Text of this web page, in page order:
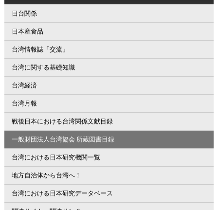
日台関係
日本産食品
台湾情報誌「交流」
台湾に関する基礎知識
台湾経済
台湾月報
戦後日本における台湾関係文献目録
一般財団法人台湾協会 所蔵図書目録
台湾における日本研究機関一覧
地方自治体から台湾へ！
台湾における日本研究データベース